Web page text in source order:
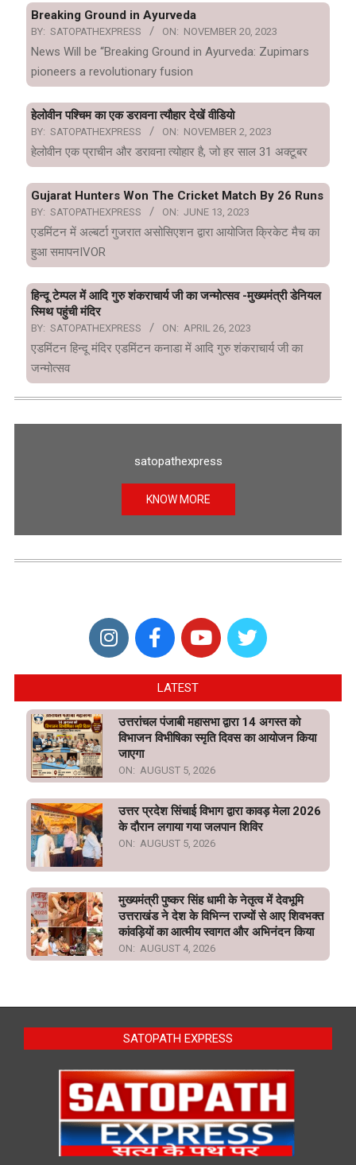
Breaking Ground in Ayurveda
BY: SATOPATHEXPRESS ON: NOVEMBER 20, 2023
News Will be “Breaking Ground in Ayurveda: Zupimars
pioneers a revolutionary fusion
हेलोवीन पश्चिम का एक डरावना त्यौहार देखें वीडियो
BY: SATOPATHEXPRESS ON: NOVEMBER 2, 2023
हेलोवीन एक प्राचीन और डरावना त्योहार है, जो हर साल 31 अक्टूबर
Gujarat Hunters Won The Cricket Match By 26 Runs
BY: SATOPATHEXPRESS ON: JUNE 13, 2023
एडमिंटन में अल्बर्टा गुजरात असोसिएशन द्वारा आयोजित क्रिकेट मैच का
हुआ समापनIVOR
हिन्दू टेम्पल में आदि गुरु शंकराचार्य जी का जन्मोत्सव -मुख्यमंत्री डेनियल
स्मिथ पहुंची मंदिर
BY: SATOPATHEXPRESS ON: APRIL 26, 2023
एडमिंटन हिन्दू मंदिर एडमिंटन कनाडा में आदि गुरु शंकराचार्य जी का
जन्मोत्सव
satopathexpress
KNOW MORE
LATEST
उत्तरांचल पंजाबी महासभा द्वारा 14 अगस्त को
विभाजन विभीषिका स्मृति दिवस का आयोजन किया
जाएगा
ON: AUGUST 5, 2026
उत्तर प्रदेश सिंचाई विभाग द्वारा कावड़ मेला 2026
के दौरान लगाया गया जलपान शिविर
ON: AUGUST 5, 2026
मुख्यमंत्री पुष्कर सिंह धामी के नेतृत्व में देवभूमि
उत्तराखंड ने देश के विभिन्न राज्यों से आए शिवभक्त
कांवड़ियों का आत्मीय स्वागत और अभिनंदन किया
ON: AUGUST 4, 2026
SATOPATH EXPRESS